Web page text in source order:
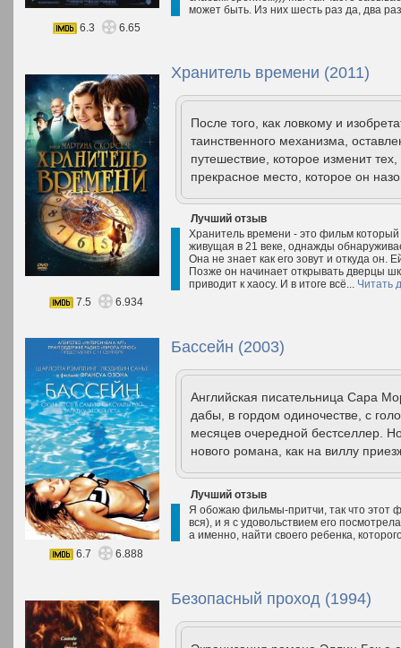
может быть. Из них шесть раз да, два
6.3
6.65
Хранитель времени (2011)
После того, как ловкому и
таинственного механизма,
путешествие, которое изменит
прекрасное место, которое он
Лучший отзыв
Хранитель времени - это фильм
живущая в 21 веке, однажды
Она не знает как его зовут и откуда он.
Позже он начинает открывать дверцы
приводит к хаосу. И в итоге всё... Читать
7.5
6.934
Бассейн (2003)
Английская писательница Сара
дабы, в гордом одиночестве, с
месяцев очередной бестселлер.
нового романа, как на виллу
Лучший отзыв
Я обожаю фильмы-притчи, так что этот
вся), и я с удовольствием его
а именно, найти своего ребенка,
6.7
6.888
Безопасный проход (1994)